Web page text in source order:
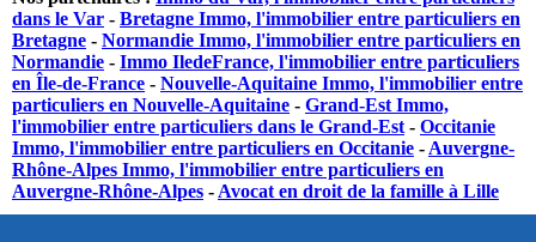
dans le Var - Bretagne Immo, l'immobilier entre particuliers en
Bretagne - Normandie Immo, l'immobilier entre particuliers en
Normandie - Immo IledeFrance, l'immobilier entre particuliers
en Île-de-France - Nouvelle-Aquitaine Immo, l'immobilier entre
particuliers en Nouvelle-Aquitaine - Grand-Est Immo,
l'immobilier entre particuliers dans le Grand-Est - Occitanie
Immo, l'immobilier entre particuliers en Occitanie - Auvergne-
Rhône-Alpes Immo, l'immobilier entre particuliers en
Auvergne-Rhône-Alpes - Avocat en droit de la famille à Lille